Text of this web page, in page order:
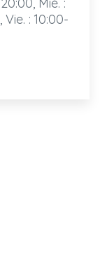
: 10:00-